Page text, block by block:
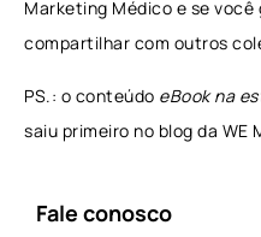
Marketing Médico e se
compartilhar com outros
PS.: o conteúdo eBook na
saiu primeiro no blog da WE
Fale conosco